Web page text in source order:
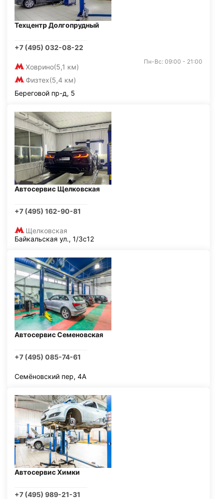
Техцентр Долгопрудный
+7 (495) 032-08-22
Ховрино(5,1 км)
Физтех(5,4 км)
Пн-Вс: 09:00 - 21:00
Береговой пр-д, 5
Автосервис Щелковская
+7 (495) 162-90-81
Щелковская
Байкальская ул., 1/3с12
Автосервис Семеновская
+7 (495) 085-74-61
Семёновский пер, 4А
Автосервис Химки
+7 (495) 989-21-31